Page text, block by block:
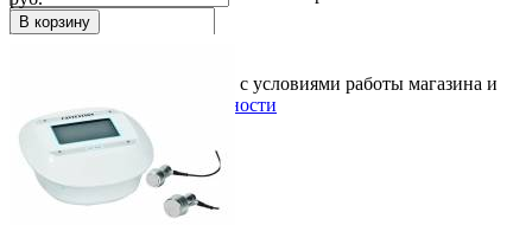
В корзину
Подтверждаю, что согласен с условиями работы магазина и
политикой конфиденциальности